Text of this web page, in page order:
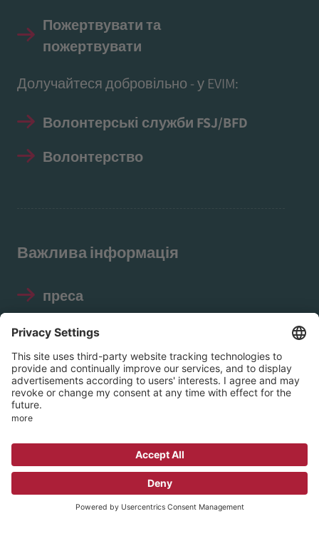
Пожертвувати та
пожертвувати
Долучайтеся добровільно - у EVIM:
Волонтерські служби FSJ/BFD
Волонтерство
Важлива інформація
преса
Відбиток
Захист даних
Правила використання
© 2026 EVIM – Протестантське об'єднання
внутрішньої місії в Нассау